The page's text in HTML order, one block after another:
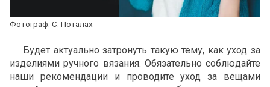
Фотограф: С. Поталах
Будет актуально затронуть такую тему, как уход за
изделиями ручного вязания. Обязательно соблюдайте
наши рекомендации и проводите уход за вещами